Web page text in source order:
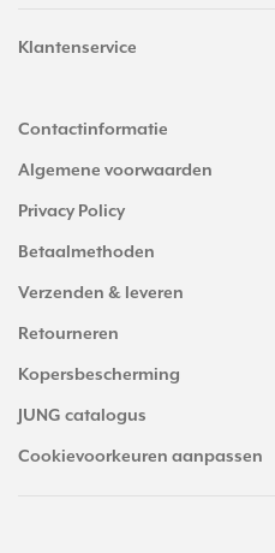
Klantenservice
Contactinformatie
Algemene voorwaarden
Privacy Policy
Betaalmethoden
Verzenden & leveren
Retourneren
Kopersbescherming
JUNG catalogus
Cookievoorkeuren aanpassen